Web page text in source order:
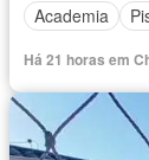
Academia
Há 21 horas em